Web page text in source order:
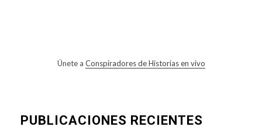
Únete a Conspiradores de Historias en vivo
PUBLICACIONES RECIENTES